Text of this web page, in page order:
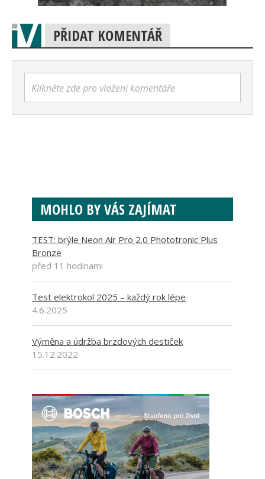
PŘIDAT KOMENTÁŘ
Klikněte zde pro vložení komentáře
MOHLO BY VÁS ZAJÍMAT
TEST: brýle Neon Air Pro 2.0 Phototronic Plus
Bronze
před 11 hodinami
Test elektrokol 2025 – každý rok lépe
4.6.2025
Výměna a údržba brzdových destiček
15.12.2022